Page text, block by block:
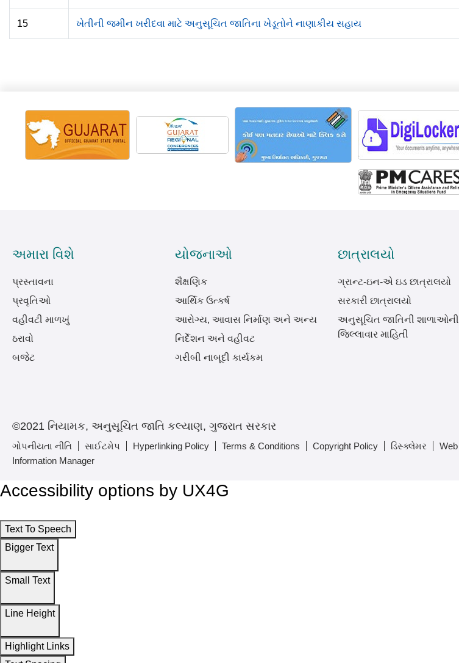
15 ખેતીની જમીન ખરીદવા માટે અનુસૂચિત જાતિના ખેડૂતોને નાણાકીય સહાય
અમારા વિશે
પ્રસ્તાવના
પ્રવૃતિઓ
વહીવટી માળખું
ઠરાવો
બજેટ
યોજનાઓ
શૈક્ષણિક
આર્થિક ઉત્કર્ષ
આરોગ્ય, આવાસ નિર્માણ અને અન્ય
નિર્દેશન અને વહીવટ
ગરીબી નાબૂદી કાર્યકમ
છાત્રાલયો
ગ્રાન્ટ-ઇન-એ ઇડ છાત્રાલયો
સરકારી છાત્રાલયો
અનુસૂચિત જાતિની શાળાઓની
જિલ્લાવાર માહિતી
©2021 નિયામક, અનુસૂચિત જાતિ કલ્યાણ, ગુજરાત સરકાર
ગોપનીયતા નીતિ સાઈટમેપ Hyperlinking Policy Terms & Conditions Copyright Policy ડિસ્ક્લેમર
Web
Information Manager
Accessibility options by UX4G
Text To Speech
Bigger Text
Small Text
Line Height
Highlight Links